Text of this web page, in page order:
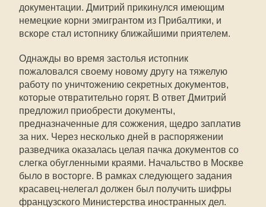
документации. Дмитрий прикинулся имеющим
немецкие корни эмигрантом из Прибалтики, и
вскоре стал истопнику ближайшими приятелем.
Однажды во время застолья истопник
пожаловался своему новому другу на тяжелую
работу по уничтожению секретных документов,
которые отвратительно горят. В ответ Дмитрий
предложил приобрести документы,
предназначенные для сожжения, щедро заплатив
за них. Через несколько дней в распоряжении
разведчика оказалась целая пачка документов со
слегка обугленными краями. Начальство в Москве
было в восторге. В рамках следующего задания
красавец-нелегал должен был получить шифры
французского Министерства иностранных дел.